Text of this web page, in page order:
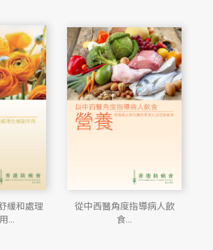
緩和處理
...
從中西醫角度指導病人飲
食...